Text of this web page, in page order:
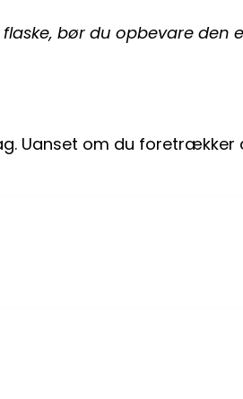
bør du opbevare den
Uanset om du foretrækker